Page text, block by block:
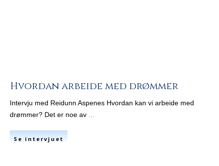
Hvordan arbeide med drømmer
Intervju med Reidunn Aspenes Hvordan kan vi arbeide med
drømmer? Det er noe av
Se intervjuet